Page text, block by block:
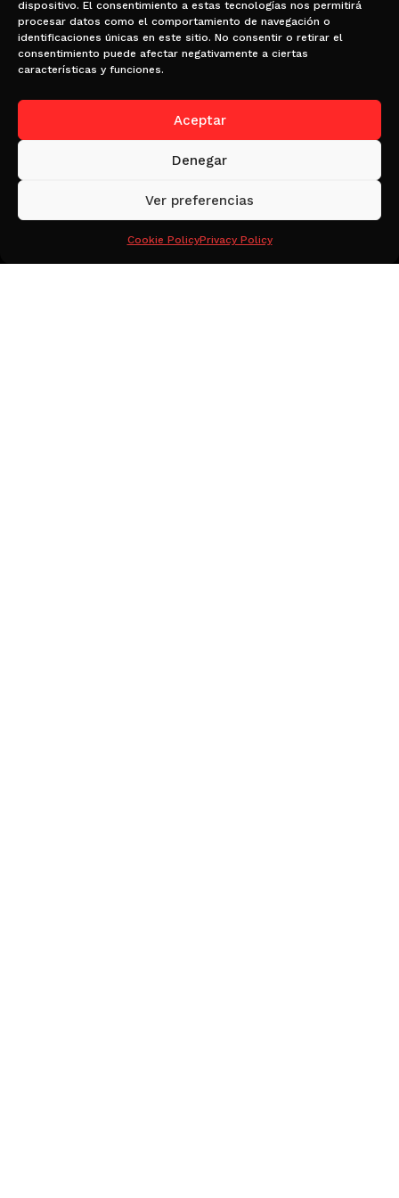
dispositivo. El consentimiento a estas tecnologías nos permitirá
procesar datos como el comportamiento de navegación o
identificaciones únicas en este sitio. No consentir o retirar el
consentimiento puede afectar negativamente a ciertas
características y funciones.
Aceptar
Denegar
Ver preferencias
Cookie PolicyPrivacy Policy
COPV-19 y la cooperación regional para
mejorar la salud y la seguridad, el
equilibrio entre la vida laboral y la
personal y la prevención de la violencia